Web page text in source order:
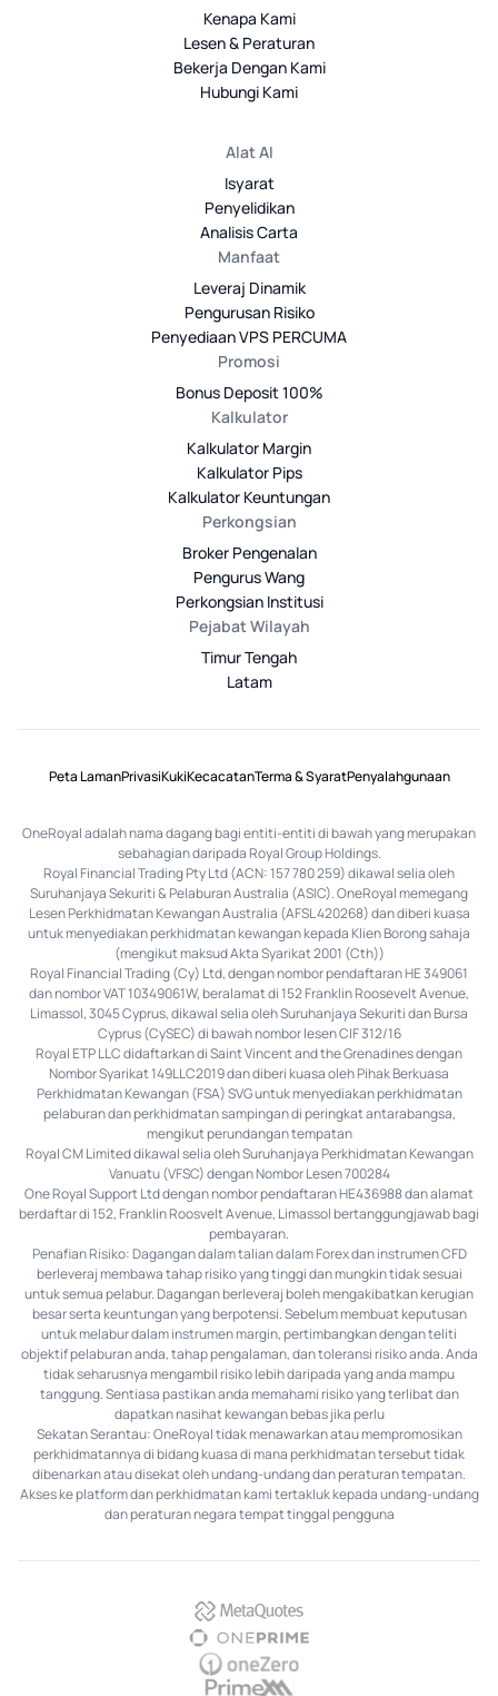
Kenapa Kami
Lesen & Peraturan
Bekerja Dengan Kami
Hubungi Kami
Alat AI
Isyarat
Penyelidikan
Analisis Carta
Manfaat
Leveraj Dinamik
Pengurusan Risiko
Penyediaan VPS PERCUMA
Promosi
Bonus Deposit 100%
Kalkulator
Kalkulator Margin
Kalkulator Pips
Kalkulator Keuntungan
Perkongsian
Broker Pengenalan
Pengurus Wang
Perkongsian Institusi
Pejabat Wilayah
Timur Tengah
Latam
Peta LamanPrivasiKukiKecacatanTerma & SyaratPenyalahgunaan
OneRoyal adalah nama dagang bagi entiti-entiti di bawah yang merupakan
sebahagian daripada Royal Group Holdings.
Royal Financial Trading Pty Ltd (ACN: 157 780 259) dikawal selia oleh
Suruhanjaya Sekuriti & Pelaburan Australia (ASIC). OneRoyal memegang
Lesen Perkhidmatan Kewangan Australia (AFSL 420268) dan diberi kuasa
untuk menyediakan perkhidmatan kewangan kepada Klien Borong sahaja
(mengikut maksud Akta Syarikat 2001 (Cth))
Royal Financial Trading (Cy) Ltd, dengan nombor pendaftaran HE 349061
dan nombor VAT 10349061W, beralamat di 152 Franklin Roosevelt Avenue,
Limassol, 3045 Cyprus, dikawal selia oleh Suruhanjaya Sekuriti dan Bursa
Cyprus (CySEC) di bawah nombor lesen CIF 312/16
Royal ETP LLC didaftarkan di Saint Vincent and the Grenadines dengan
Nombor Syarikat 149LLC2019 dan diberi kuasa oleh Pihak Berkuasa
Perkhidmatan Kewangan (FSA) SVG untuk menyediakan perkhidmatan
pelaburan dan perkhidmatan sampingan di peringkat antarabangsa,
mengikut perundangan tempatan
Royal CM Limited dikawal selia oleh Suruhanjaya Perkhidmatan Kewangan
Vanuatu (VFSC) dengan Nombor Lesen 700284
One Royal Support Ltd dengan nombor pendaftaran HE436988 dan alamat
berdaftar di 152, Franklin Roosvelt Avenue, Limassol bertanggungjawab bagi
pembayaran.
Penafian Risiko: Dagangan dalam talian dalam Forex dan instrumen CFD
berleveraj membawa tahap risiko yang tinggi dan mungkin tidak sesuai
untuk semua pelabur. Dagangan berleveraj boleh mengakibatkan kerugian
besar serta keuntungan yang berpotensi. Sebelum membuat keputusan
untuk melabur dalam instrumen margin, pertimbangkan dengan teliti
objektif pelaburan anda, tahap pengalaman, dan toleransi risiko anda. Anda
tidak seharusnya mengambil risiko lebih daripada yang anda mampu
tanggung. Sentiasa pastikan anda memahami risiko yang terlibat dan
dapatkan nasihat kewangan bebas jika perlu
Sekatan Serantau: OneRoyal tidak menawarkan atau mempromosikan
perkhidmatannya di bidang kuasa di mana perkhidmatan tersebut tidak
dibenarkan atau disekat oleh undang-undang dan peraturan tempatan.
Akses ke platform dan perkhidmatan kami tertakluk kepada undang-undang
dan peraturan negara tempat tinggal pengguna
MetaQuotes
OnePrime
OneZero
PrimeXM